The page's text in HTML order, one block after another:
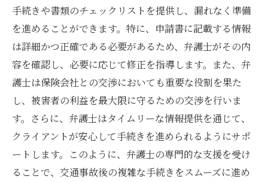
手続きや書類のチェックリストを提供し、漏れなく準備
を進めることができます。特に、申請書に記載する情報
は詳細かつ正確である必要があるため、弁護士がその内
容を確認し、必要に応じて修正を指導します。また、弁
護士は保険会社との交渉においても重要な役割を果た
し、被害者の利益を最大限に守るための交渉を行いま
す。さらに、弁護士はタイムリーな情報提供を通じて、
クライアントが安心して手続きを進められるようにサポ
ートします。このように、弁護士の専門的な支援を受け
ることで、交通事故後の複雑な手続きをスムーズに進め